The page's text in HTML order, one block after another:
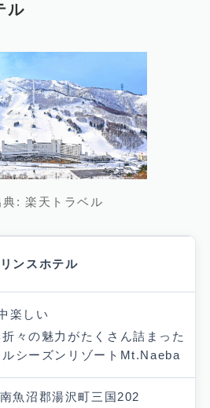
ル
典: 楽天トラベル
ンスホテル
楽しい
折々の魅力がたくさん詰まった
ルシーズンリゾートMt.Naeba
魚沼郡湯沢町三国202